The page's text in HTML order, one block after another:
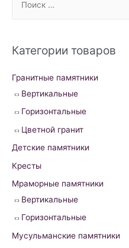
r
h
Категории товаров
Гранитные памятники
Вертикальные
Горизонтальные
Цветной гранит
Детские памятники
Кресты
Мраморные памятники
Вертикальные
Горизонтальные
Мусульманские памятники